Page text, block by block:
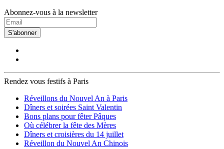
Abonnez-vous à la newsletter
S'abonner
Rendez vous festifs à Paris
Réveillons du Nouvel An à Paris
Dîners et soirées Saint Valentin
Bons plans pour fêter Pâques
Où célébrer la fête des Mères
Dîners et croisières du 14 juillet
Réveillon du Nouvel An Chinois